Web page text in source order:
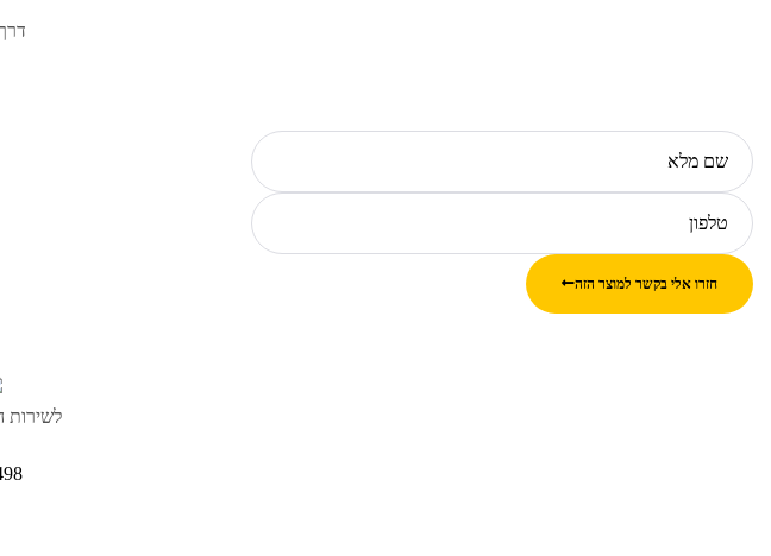
חזרו אלי בקשר למוצר הזה
לשירות